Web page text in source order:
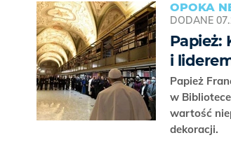
OPOKA
DODANE
Papież:
i
Papież
w
wartość
dekoracji.